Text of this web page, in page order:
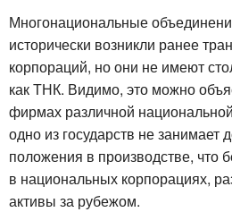
Многонациональные
исторически возникли ранее
корпораций, но они не имеют
как ТНК. Видимо, это можно
фирмах различной
одно из государств не
положения в производстве, что
в национальных корпорациях,
активы за рубежом.